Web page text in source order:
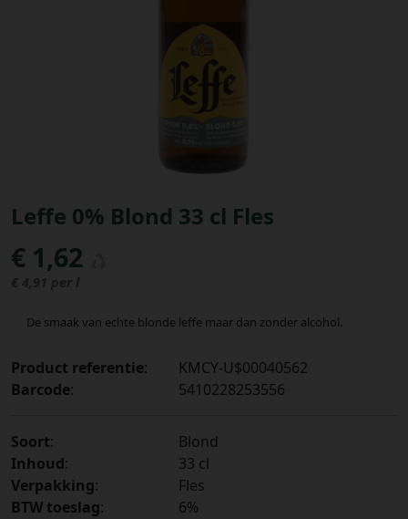
Leffe 0% Blond 33 cl Fles
€ 1,62
€ 4,91 per l
De smaak van echte blonde leffe maar dan zonder alcohol.
Product referentie:
KMCY-U$00040562
Barcode: 5410228253556
Soort:
Blond
Inhoud:
33 cl
Verpakking:
Fles
BTW toeslag: 6%